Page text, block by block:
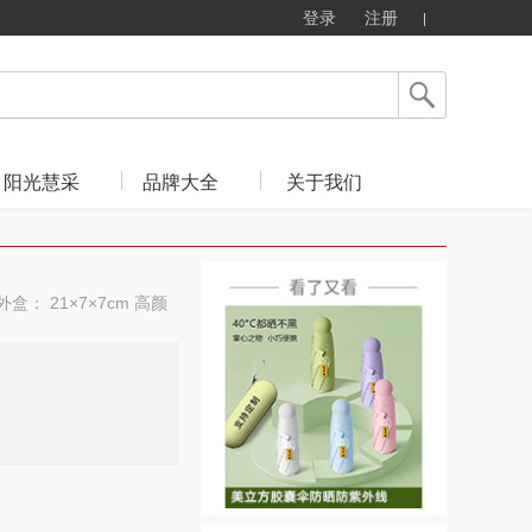
登录 注册
阳光慧采 品牌大全 关于我们
盒： 21×7×7cm 高颜